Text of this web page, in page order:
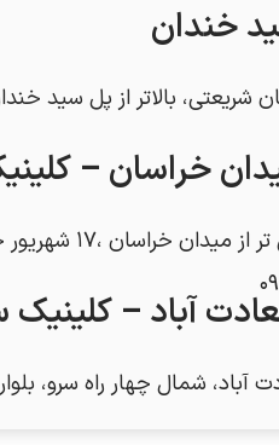
خندان
شریعتی، بالاتر از پل سید
خراسان –
خراسان ،۱۷ شهریور جنوبی ، درمانگاه خیریه شهید رضایی (هویزه) –
آباد – کلینیک
آباد، شمال چهار راه سرو،